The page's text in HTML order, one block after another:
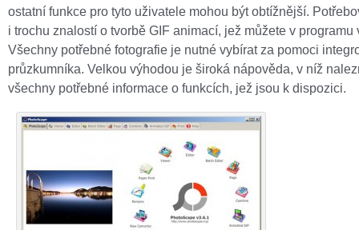
ostatní funkce pro tyto uživatele mohou být obtížnější.
i trochu znalostí o tvorbě GIF animací, jež můžete v programu
Všechny potřebné fotografie je nutné vybírat za pomoci
průzkumníka. Velkou výhodou je široká nápověda, v níž
všechny potřebné informace o funkcích, jež jsou k dispozici.